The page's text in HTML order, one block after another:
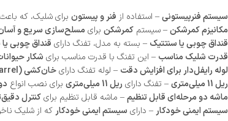
سیستم فنرپیستونی– استفاده از فنر و پیستون برای شلیک، که باعث
مکانیزم کمرشکن– سیستم کمرشکن برای مسلح‌سازی سریع و
قنداق چوبی یا سنتتیک – بسته به مدل، تفنگ دارای قنداق چوبی
قدرت شلیک مناسب – این تفنگ با قدرت مناسب برای شکار
لوله رایفل‌دار برای افزایش دقت – لوله تفنگ دارایخان‌کشی (Rifled Barrel)
ریل 11 میلی‌متری
– تفنگ دارای ریل 11 میلی‌متری برای نصب انواع
ماشه دو مرحله‌ای قابل تنظیم– ماشه قابل تنظیم برایکنترل
سیستم ایمنی خودکار – دارای سیستم ایمنی خودکار که از شلیک